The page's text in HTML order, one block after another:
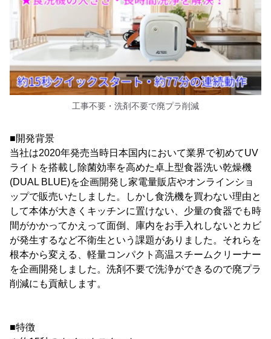
工事不要・洗剤不要で廃プラ削減
■開発背景
当社は2020年発売当時日本国内において業界で初めてUV
ライトを搭載し除菌効率を高めた卓上型食器洗い乾燥機
(DUAL BLUE)を企画開発し家電量販店やオンラインショ
ップで販売いたしました。しかし食洗機を買わない理由と
して本体が大きくキッチンに置けない、少量の食器でも時
間がかかってかえって面倒、庫内をお手入れしないとカビ
が発生するなど不衛生という課題がありました。それらを
根本から変える、軽量コンパクト高温スチームクリーナー
を企画開発しました。洗剤不要で洗浄ができるので廃プラ
削減にも貢献します。
■特徴